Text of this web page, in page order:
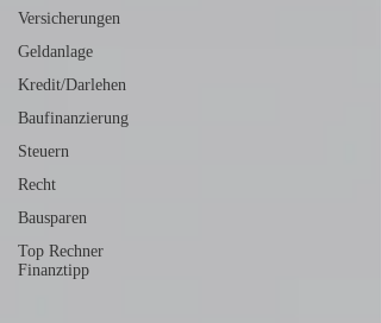
Versicherungen
Geldanlage
Kredit/Darlehen
Baufinanzierung
Steuern
Recht
Bausparen
Top Rechner
Finanztipp